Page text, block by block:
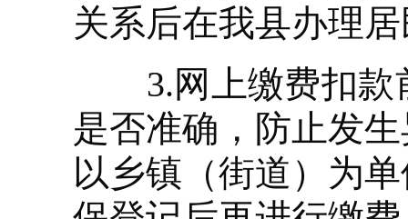
关系后在我县办理
3.网上缴费扣款
是否准确，防止发
以乡镇（街道）为